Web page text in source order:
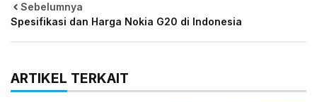
Sebelumnya
Spesifikasi dan Harga Nokia G20 di Indonesia
ARTIKEL TERKAIT